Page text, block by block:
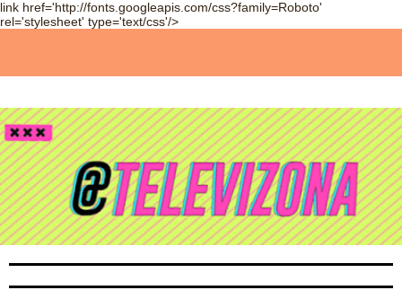
link href='http://fonts.googleapis.com/css?family=Roboto'
rel='stylesheet' type='text/css'/>